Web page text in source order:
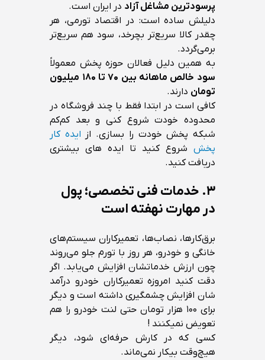
پرسودترین مشاغل آزاد در ایران است.
دلیلش ساده است: در اقتصاد تورمی، هر
چقدر کالا سریع‌تر بچرخد، سود هم سریع‌تر
برمی‌گردد.
به همین دلیل فعالان حوزه پخش معمولاً
سود خالص ماهانه بین ۷۰ تا ۱۸۰ میلیون
تومان دارند.
کافی است در ابتدا فقط با چند فروشگاه در
محدوده خودت شروع کنی و بعد کم‌کم
شبکه پخش خودت را بسازی. از ایده کار
پخش شروع کنید تا ایده های بیشتری
دریافت کنید.
۳. خدمات فنی تخصصی؛ پول
در مهارت نهفته است
برق‌کارها، نصاب‌ها، تعمیرکاران سیستم‌های
خانگی و خودرو، هر روز با تورم جلو می‌روند
چون ارزش خدماتشان افزایش می‌یابد. اگر
دقت کنید امروزه تعمیرکاران خودرو درآمد
شان افزایش چشمگیری داشته است و دیگر
برای ۱۰۰ هزار تومان حتی لنت خودرو را هم
تعویض نمیکنند !
کسی که در کارش حرفه‌ای شود، دیگر
هیچ‌وقت بیکار نمی‌ماند.